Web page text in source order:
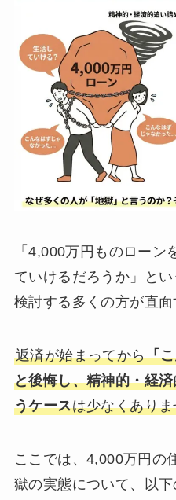
「4,000万円ものローン
ていけるだろうか」と
検討する多くの方が直面
返済が始まってから「
と後悔し、精神的・経
うケースは少なくあり
ここでは、4,000万円の
獄の実態について、以